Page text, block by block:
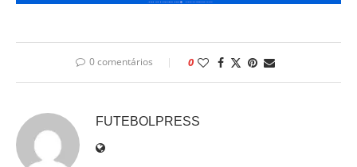
0 comentários 0
FUTEBOLPRESS